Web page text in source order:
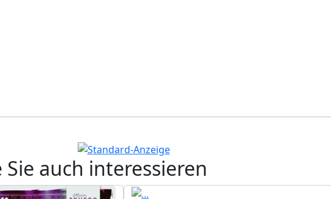
Sie auch interessieren